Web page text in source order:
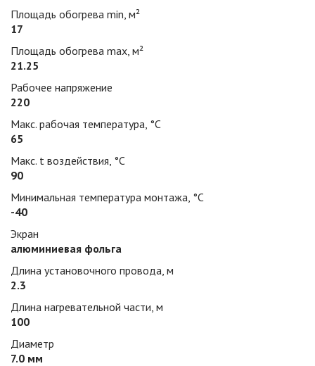
Площадь обогрева min, м²
17
Площадь обогрева max, м²
21.25
Рабочее напряжение
220
Макс. рабочая температура, °С
65
Макс. t воздействия, °С
90
Минимальная температура монтажа, °С
-40
Экран
алюминиевая фольга
Длина установочного провода, м
2.3
Длина нагревательной части, м
100
Диаметр
7.0 мм